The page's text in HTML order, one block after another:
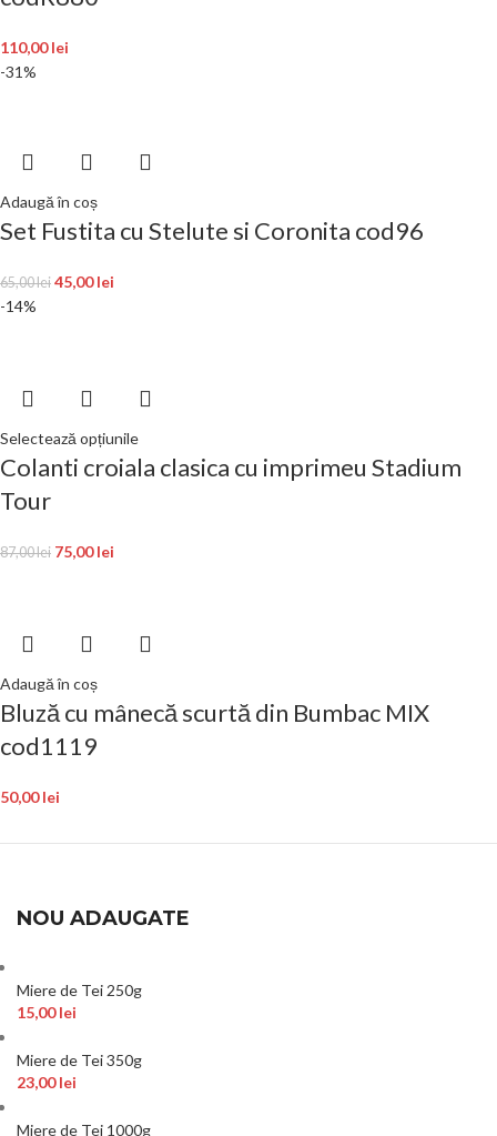
110,00lei
-31%
Adaugă în coș
Set Fustita cu Stelute si Coronita cod96
65,00lei 45,00lei
-14%
Selectează opțiunile
Colanti croiala clasica cu imprimeu Stadium
Tour
87,00lei 75,00lei
Adaugă în coș
Bluză cu mânecă scurtă din Bumbac MIX
cod1119
50,00lei
NOU ADAUGATE
Miere de Tei 250g
15,00lei
Miere de Tei 350g
23,00lei
Miere de Tei 1000g